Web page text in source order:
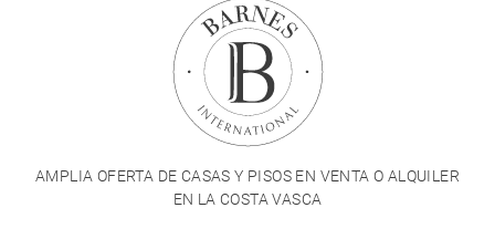
AMPLIA OFERTA DE CASAS Y PISOS EN VENTA O ALQUILER
EN LA COSTA VASCA